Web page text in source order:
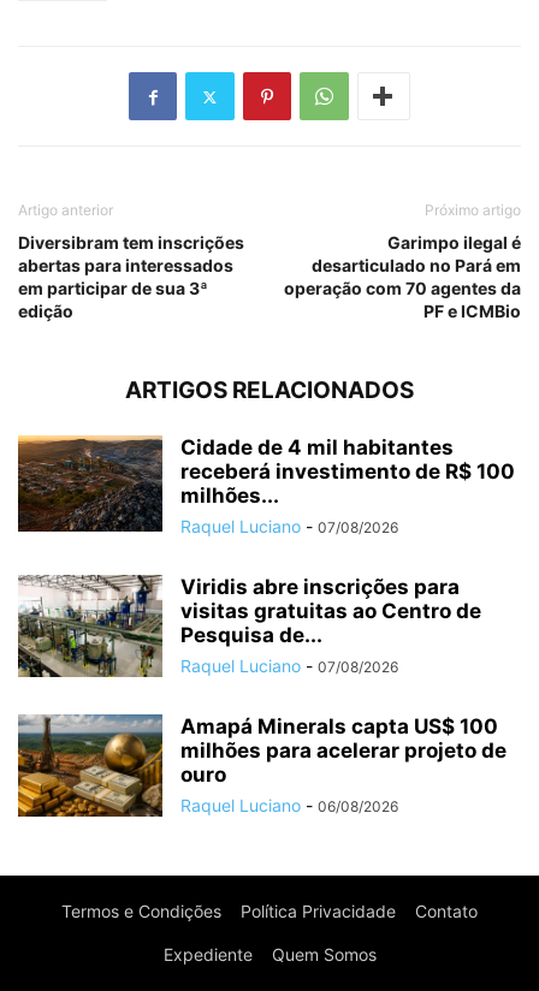
Artigo anterior
Diversibram tem inscrições
abertas para interessados
em participar de sua 3ª
edição
Próximo artigo
Garimpo ilegal é
desarticulado no Pará em
operação com 70 agentes da
PF e ICMBio
ARTIGOS RELACIONADOS
Cidade de 4 mil habitantes
receberá investimento de R$ 100
milhões...
Raquel Luciano - 07/08/2026
Viridis abre inscrições para
visitas gratuitas ao Centro de
Pesquisa de...
Raquel Luciano - 07/08/2026
Amapá Minerals capta US$ 100
milhões para acelerar projeto de
ouro
Raquel Luciano - 06/08/2026
Termos e Condições Política Privacidade Contato
Expediente Quem Somos